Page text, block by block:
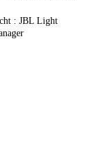
: JBL Light